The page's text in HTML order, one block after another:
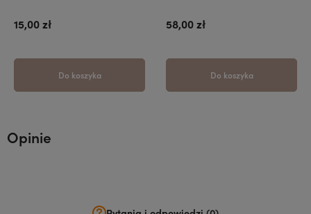
15,00 zł
Do koszyka
58,00 zł
Do koszyka
Opinie